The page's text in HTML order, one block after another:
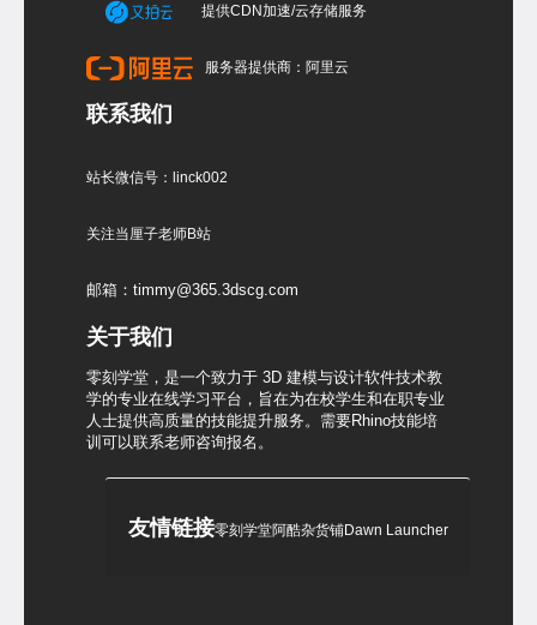
提供CDN加速/云存储服务
服务器提供商：阿里云
联系我们
站长微信号：linck002
关注当厘子老师B站
邮箱：timmy@365.3dscg.com
关于我们
零刻学堂，是一个致力于 3D 建模与设计软件技术教
学的专业在线学习平台，旨在为在校学生和在职专业
人士提供高质量的技能提升服务。需要Rhino技能培
训可以联系老师咨询报名。
友情链接零刻学堂阿酷杂货铺Dawn Launcher